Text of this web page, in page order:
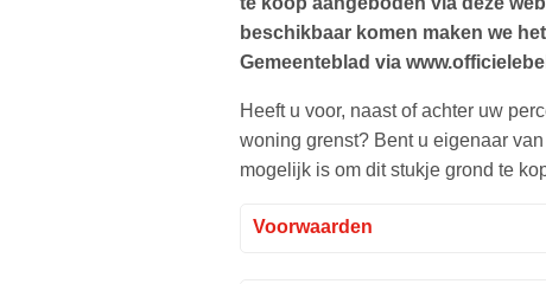
beschikbaar komen maken we
Gemeenteblad via
Heeft u voor, naast of achter uw
woning grenst? Bent u eigenaar
mogelijk is om dit stukje grond te
Voorwaarden